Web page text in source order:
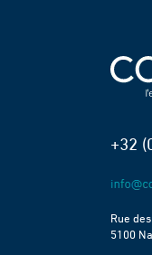
+32
Rue
5100